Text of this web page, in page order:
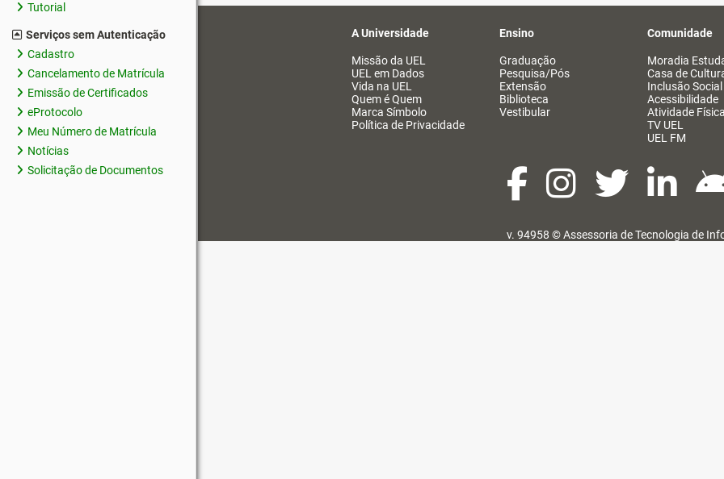
Tutorial
Serviços sem Autenticação
Cadastro
Cancelamento de Matrícula
Emissão de Certificados
eProtocolo
Meu Número de Matrícula
Notícias
Solicitação de Documentos
A Universidade
Missão da UEL
UEL em Dados
Vida na UEL
Quem é Quem
Marca Símbolo
Política de Privacidade
Ensino
Graduação
Pesquisa/Pós
Extensão
Biblioteca
Vestibular
Comunidade
Moradia
Casa de
Inclusão Social
Acessibilidade
Atividade Física
TV UEL
UEL FM
v. 94958 ©Assessoria de Tecnologia de